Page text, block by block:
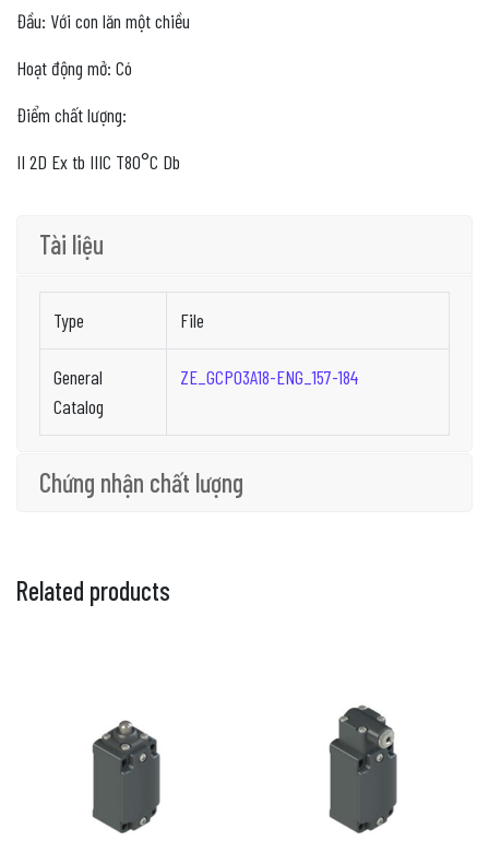
Đầu: Với con lăn một chiều
Hoạt động mở: Có
Điểm chất lượng:
II 2D Ex tb IIIC T80°C Db
Tài liệu
Type File
General
Catalog
ZE_GCP03A18-ENG_157-184
Chứng nhận chất lượng
Related products